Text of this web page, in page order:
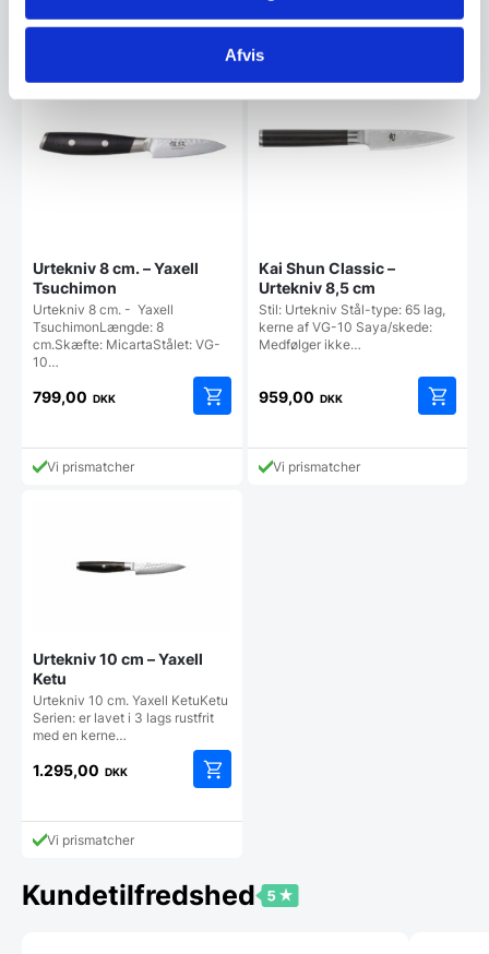
Afvis
er:
pris
er:
Urtekniv 8 cm. – Yaxell
Tsuchimon
Urtekniv 8 cm. - Yaxell
TsuchimonLængde: 8
cm.Skæfte: MicartaStålet: VG-
10…
799,00 DKK
Vi prismatcher
Kai Shun Classic –
Urtekniv 8,5 cm
Stil: Urtekniv Stål-type: 65 lag,
kerne af VG-10 Saya/skede:
Medfølger ikke…
959,00 DKK
Vi prismatcher
Urtekniv 10 cm – Yaxell
Ketu
Urtekniv 10 cm. Yaxell KetuKetu
Serien: er lavet i 3 lags rustfrit
med en kerne…
1.295,00 DKK
Vi prismatcher
Kundetilfredshed